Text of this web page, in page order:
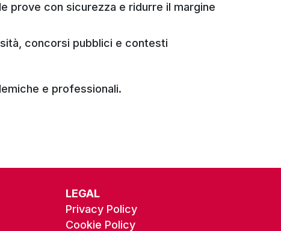
prove con sicurezza e ridurre il margine
concorsi pubblici e contesti
e professionali.
LEGAL
Privacy Policy
Cookie Policy